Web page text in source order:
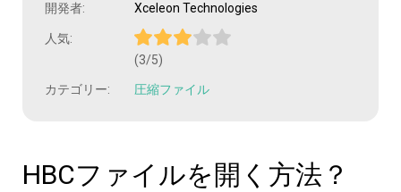
開発者: Xceleon Technologies
人気:
(3/5)
カテゴリー: 圧縮ファイル
HBCファイルを開く方法？